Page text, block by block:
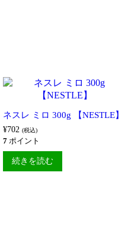
ネスレ ミロ 300g 【NESTLE】
¥702 (税込)
7 ポイント
続きを読む